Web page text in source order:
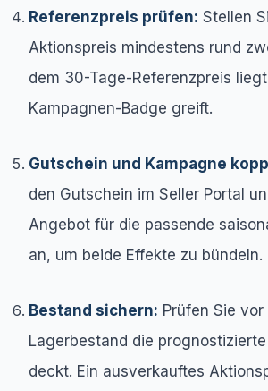
Referenzpreis prüfen: Stellen
Aktionspreis mindestens rund
dem 30-Tage-Referenzpreis
Kampagnen-Badge greift.
Gutschein und Kampagne
den Gutschein im Seller Portal
Angebot für die passende
an, um beide Effekte zu bündeln.
Bestand sichern: Prüfen Sie
Lagerbestand die
deckt. Ein ausverkauftes